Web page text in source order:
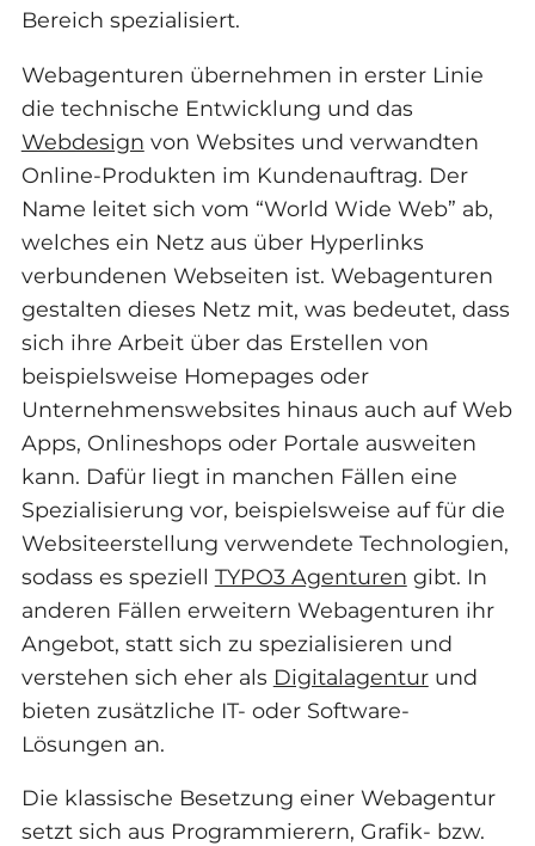
Bereich spezialisiert.
Webagenturen übernehmen in erster Linie
die technische Entwicklung und das
Webdesign von Websites und verwandten
Online-Produkten im Kundenauftrag. Der
Name leitet sich vom “World Wide Web” ab,
welches ein Netz aus über Hyperlinks
verbundenen Webseiten ist. Webagenturen
gestalten dieses Netz mit, was bedeutet, dass
sich ihre Arbeit über das Erstellen von
beispielsweise Homepages oder
Unternehmenswebsites hinaus auch auf Web
Apps, Onlineshops oder Portale ausweiten
kann. Dafür liegt in manchen Fällen eine
Spezialisierung vor, beispielsweise auf für die
Websiteerstellung verwendete Technologien,
sodass es speziell TYPO3 Agenturen gibt. In
anderen Fällen erweitern Webagenturen ihr
Angebot, statt sich zu spezialisieren und
verstehen sich eher als Digitalagenturund
bieten zusätzliche IT- oder Software-
Lösungen an.
Die klassische Besetzung einer Webagentur
setzt sich aus Programmierern, Grafik- bzw.